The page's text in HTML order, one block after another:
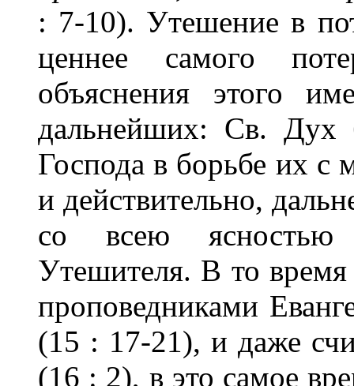
: 7-10). Утешение в
ценнее самого
объяснения этого
дальнейших: Св. Дух
Господа в борьбе их с
и действительно,
со всею ясностью
Утешителя. В то время
проповедниками
(15 : 17-21), и даже
(16 : 2), в это самое